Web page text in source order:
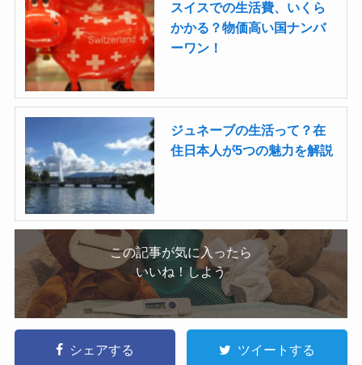
スイスでの生活費、いくら
かかる？物価高い国ナンバ
ーワン！
ジュネーブの生活って？在
住日本人が5つの魅力を解説
この記事が気に入ったら
いいね！しよう
シェアする ツイートする